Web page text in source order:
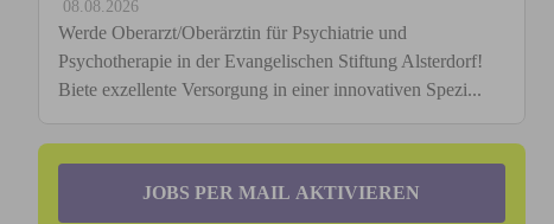
08.08.2026
Werde Oberarzt/Oberärztin für Psychiatrie und
Psychotherapie in der Evangelischen Stiftung Alsterdorf!
Biete exzellente Versorgung in einer innovativen Spezi...
JOBS PER MAIL AKTIVIEREN